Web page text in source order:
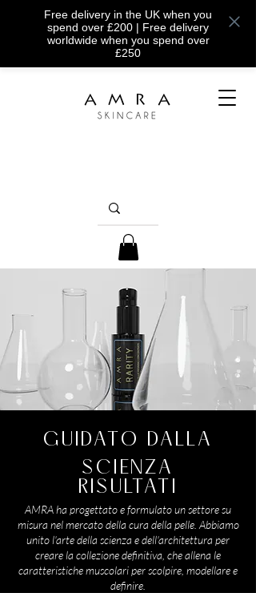
Free delivery in the UK when you
spend over £200 | Free delivery
worldwide when you spend over
£250
RISULTATI
GUIDATO DALLA
SCIENZA
AMRA ha progettato e formulato un settore su
misura nel mercato della cura della pelle. Abbiamo
unito l'arte della scienza e dell'architettura per
creare la collezione definitiva, che allena le
caratteristiche muscolari per scolpire, modellare e
definire.